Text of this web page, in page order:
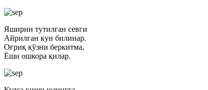
Яширин тутилган севги
Айрилган кун билинар.
Оғриқ кўзни беркитма,
Ёши ошкора қилар.